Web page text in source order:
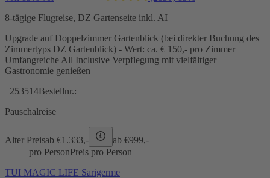
8-tägige Flugreise, DZ Gartenseite inkl. AI
Upgrade auf Doppelzimmer Gartenblick (bei direkter Buchung des
Zimmertyps DZ Gartenblick) - Wert: ca. € 150,- pro Zimmer
Umfangreiche All Inclusive Verpflegung mit vielfältiger
Gastronomie genießen
253514Bestellnr.:
Pauschalreise
Alter Preisab €1.333,- ab €999,-
pro PersonPreis pro Person
TUI MAGIC LIFE Sarigerme